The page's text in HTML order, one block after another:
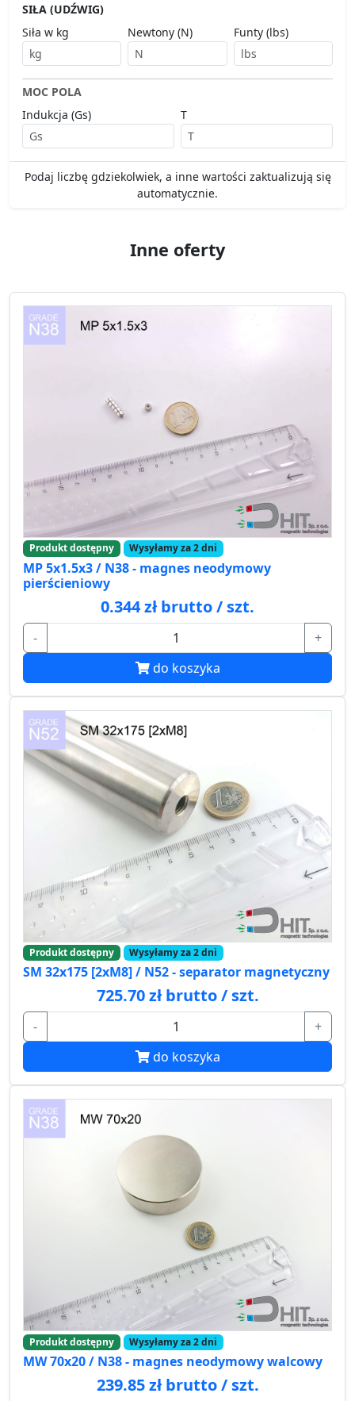
SIŁA (UDŹWIG)
Siła w kg
Newtony (N) Funty (lbs)
MOC POLA
Indukcja (Gs)
T
Podaj liczbę gdziekolwiek, a inne wartości zaktualizują się
automatycznie.
Inne oferty
Produkt dostępny Wysyłamy za 2 dni
MP 5x1.5x3 / N38 - magnes neodymowy
pierścieniowy
0.344 zł brutto / szt.
-
+
do koszyka
Produkt dostępny Wysyłamy za 2 dni
SM 32x175 [2xM8] / N52 - separator magnetyczny
725.70 zł brutto / szt.
-
+
do koszyka
Produkt dostępny Wysyłamy za 2 dni
MW 70x20 / N38 - magnes neodymowy walcowy
239.85 zł brutto / szt.